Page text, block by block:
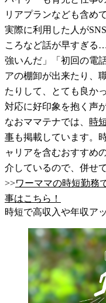
リアプランなども含め
実際に利用した人が
ころなど話が早すぎる
強いんだ」「初回の電
アの棚卸が出来たり、
たりして、とても良か
対応に好印象を抱く声
なおママテナでは、 時
事も掲載しています。
ャリアを含むおすすめ
介しているので、併せ
>>ワーママの時短勤務
事はこちら！
時短で高収入や年収ア